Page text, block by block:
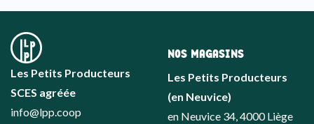
Les Petits Producteurs
SCES agréée
info@lpp.coop
NOS MAGASINS
Les Petits Producteurs
(en Neuvice)
en Neuvice 34, 4000 Liège